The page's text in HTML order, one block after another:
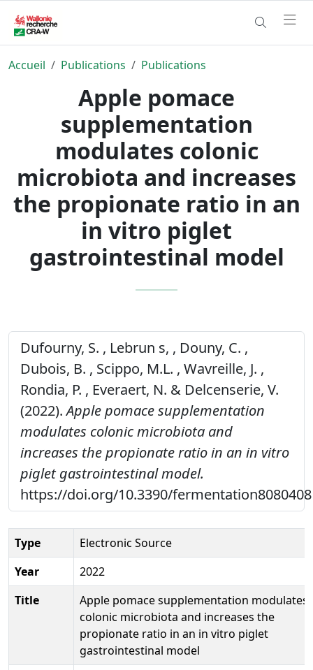
Accueil Publications Publications
Apple pomace
supplementation
modulates colonic
microbiota and increases
the propionate ratio in an
in vitro piglet
gastrointestinal model
Dufourny, S. , Lebrun s, , Douny, C. ,
Dubois, B. , Scippo, M.L. , Wavreille, J. ,
Rondia, P. , Everaert, N. & Delcenserie, V.
(2022).Apple pomace supplementation
modulates colonic microbiota and
increases the propionate ratio in an in vitro
piglet gastrointestinal model.
https://doi.org/10.3390/fermentation8080408
Type
Electronic Source
Year
2022
Title
Apple pomace supplementation modulates
colonic microbiota and increases the
propionate ratio in an in vitro piglet
gastrointestinal model